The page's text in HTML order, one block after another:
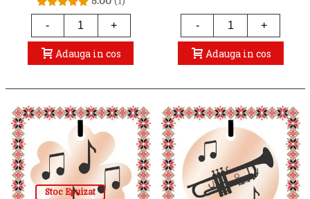
- +
Adauga in cos
- +
Adauga in cos
Stoc Epuizat